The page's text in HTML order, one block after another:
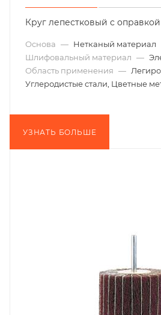
Круг лепестковый с
Основа — Нетканый материал
Шлифовальный материал —
Область применения —
Углеродистые стали, Цветные
УЗНАТЬ БОЛЬШЕ